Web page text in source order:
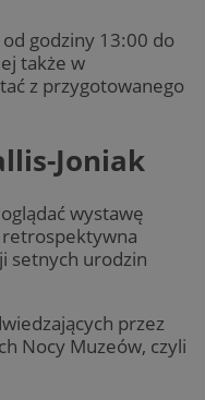
godziny 13:00 do
także w
z przygotowanego
Joniak
wystawę
retrospektywna
setnych urodzin
przez
Nocy Muzeów, czyli